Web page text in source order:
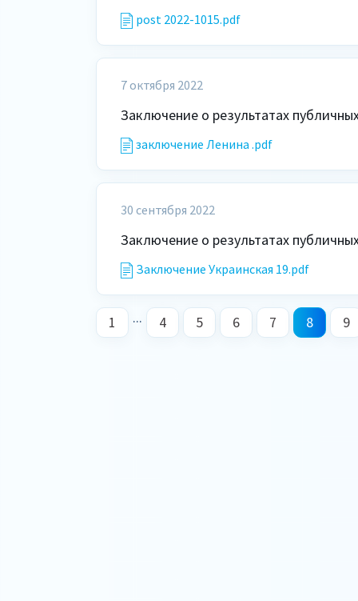
post 2022-1015.pdf
7 октября 2022
Заключение о результатах
заключение Ленина .pdf
30 сентября 2022
Заключение о результатах
Заключение Украинская 19.pdf
1 ... 4 5 6 7 8 9